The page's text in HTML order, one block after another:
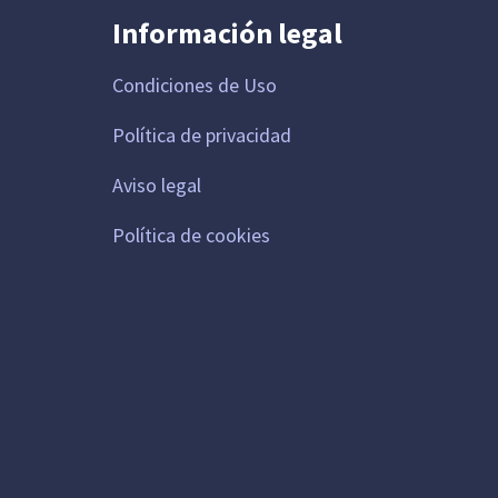
Información legal
Condiciones de Uso
Política de privacidad
Aviso legal
Política de cookies